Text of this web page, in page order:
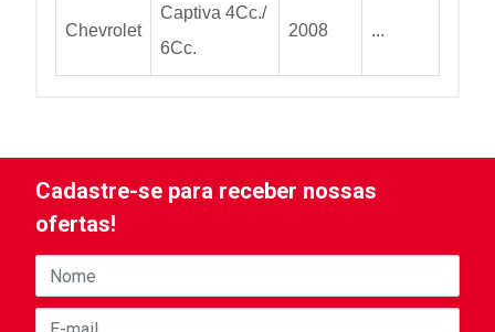
Chevrolet
Captiva 4Cc./
6Cc.
2008 ...
Cadastre-se para receber nossas
ofertas!